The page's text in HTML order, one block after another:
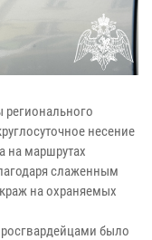
несение
на маршрутах
слаженным
на охраняемых
было